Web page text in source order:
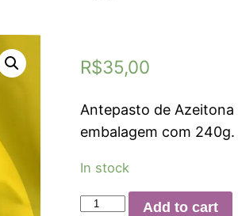
R$35,00
Antepasto de Azeitona
embalagem com 240g.
In stock
Add to cart